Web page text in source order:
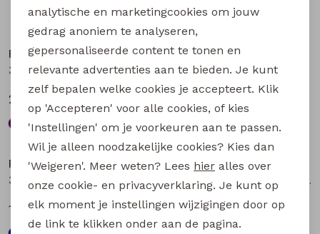
Persival
3310404 W20049 meisjes sweatshirt Taupe
22,99
Persival
22,99
Persival
3310800 W20053 meisjes rok kort Marine
19,99
Persival
3310800 W20053 meisjes rok kort Bordeaux
19,99
analytische en marketingcookies om jouw
gedrag anoniem te analyseren,
gepersonaliseerde content te tonen en
relevante advertenties aan te bieden. Je kunt
zelf bepalen welke cookies je accepteert. Klik
op 'Accepteren' voor alle cookies, of kies
'Instellingen' om je voorkeuren aan te passen.
Wil je alleen noodzakelijke cookies? Kies dan
'Weigeren'. Meer weten? Lees hier alles over
onze cookie- en privacyverklaring. Je kunt op
elk moment je instellingen wijzigingen door op
de link te klikken onder aan de pagina.